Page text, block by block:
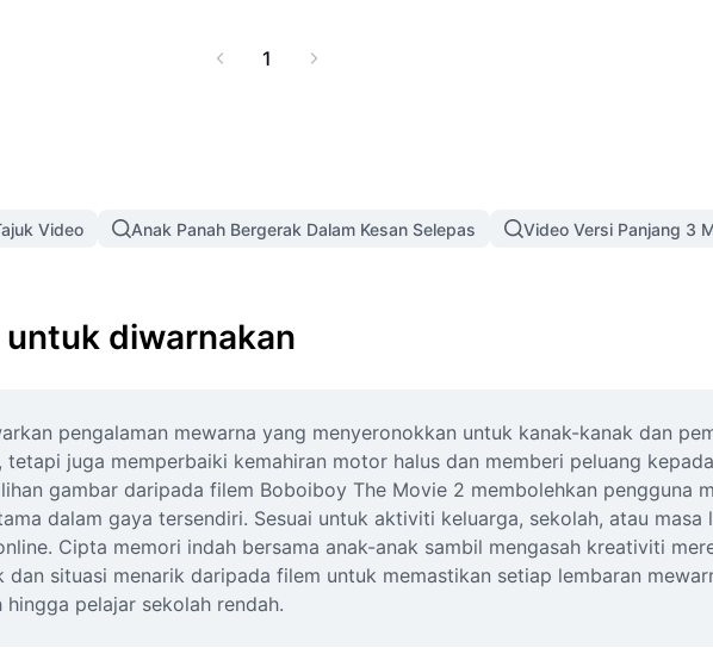
1
Video Anak Panah Bergerak Dalam Kesan Selepas Video Versi Panjang 3
diwarnakan
pengalaman mewarna yang menyeronokkan untuk kanak-kanak dan
juga memperbaiki kemahiran motor halus dan memberi peluang
gambar daripada filem Boboiboy The Movie 2 membolehkan pengguna
dalam gaya tersendiri. Sesuai untuk aktiviti keluarga, sekolah, atau masa
Cipta memori indah bersama anak-anak sambil mengasah kreativiti
situasi menarik daripada filem untuk memastikan setiap lembaran
pelajar sekolah rendah.